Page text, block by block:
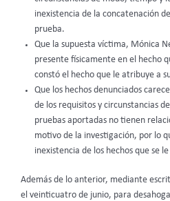
inexistencia de la concatenación
prueba.
Que la supuesta víctima, Mónica
presente físicamente en el hecho
constó el hecho que le atribuye a
Que los hechos denunciados
de los requisitos y circunstancias
pruebas aportadas no tienen
motivo de la investigación, por lo
inexistencia de los hechos que se
Además de lo anterior, mediante
el veinticuatro de junio, para